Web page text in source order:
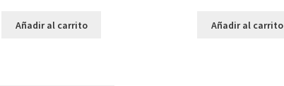
Añadir al carrito Añadir al carrito